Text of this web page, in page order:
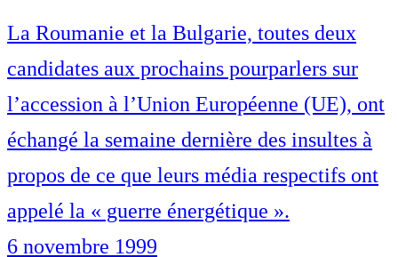
La Roumanie et la Bulgarie, toutes deux
candidates aux prochains pourparlers sur
l’accession à l’Union Européenne (UE), ont
échangé la semaine dernière des insultes à
propos de ce que leurs média respectifs ont
appelé la « guerre énergétique ».
6 novembre 1999